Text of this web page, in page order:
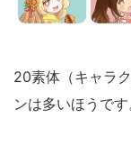
20素体（キャラ
ンは多いほうです